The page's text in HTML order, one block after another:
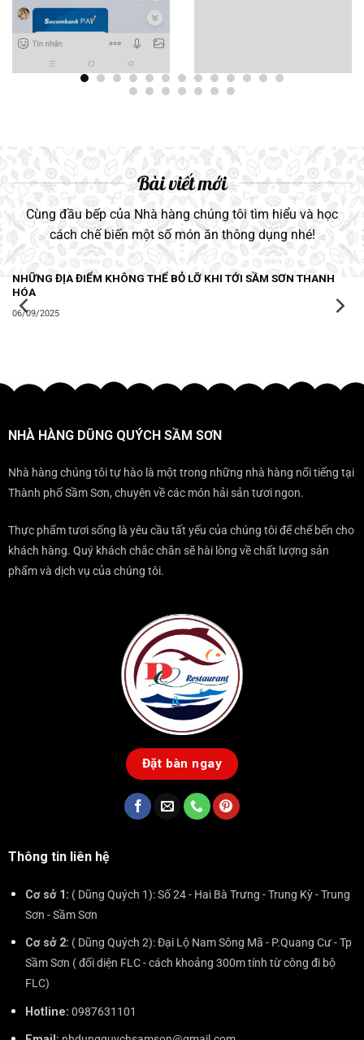
Bài viết mới
Cùng đầu bếp của Nhà hàng chúng tôi tìm hiểu và học
cách chế biến một số món ăn thông dụng nhé!
NHỮNG ĐỊA ĐIỂM KHÔNG THỂ BỎ LỠ KHI TỚI SẦM SƠN THANH
HÓA
06/09/2025
NHÀ HÀNG DŨNG QUÝCH SẦM SƠN
Nhà hàng chúng tôi tự hào là một trong những nhà hàng nổi tiếng tại
Thành phố Sầm Sơn, chuyên về các món hải sản tươi ngon.
Thực phẩm tươi sống là yêu cầu tất yếu của chúng tôi để chế bến cho
khách hàng. Quý khách chắc chắn sẽ hài lòng về chất lượng sản
phẩm và dịch vụ của chúng tôi.
Đặt bàn ngay
Thông tin liên hệ
Cơ sở 1: ( Dũng Quých 1): Số 24 - Hai Bà Trưng - Trung Kỳ - Trung
Sơn - Sầm Sơn
Cơ sở 2: ( Dũng Quých 2): Đại Lộ Nam Sông Mã - P.Quang Cư - Tp
Sầm Sơn ( đối diện FLC - cách khoảng 300m tính từ công đi bộ
FLC)
Hotline: 0987631101